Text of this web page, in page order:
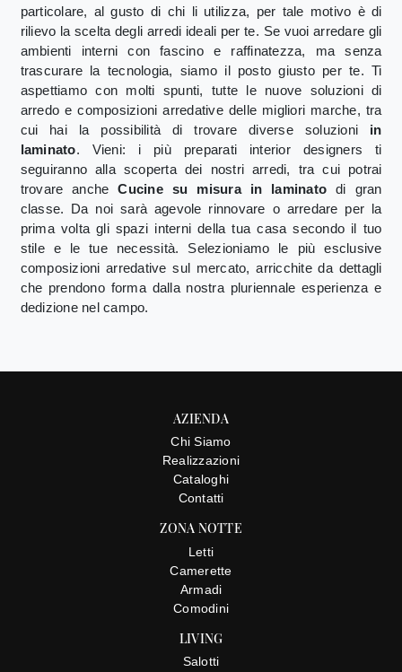
particolare, al gusto di chi li utilizza, per tale motivo è di
rilievo la scelta degli arredi ideali per te. Se vuoi arredare gli
ambienti interni con fascino e raffinatezza, ma senza
trascurare la tecnologia, siamo il posto giusto per te. Ti
aspettiamo con molti spunti, tutte le nuove soluzioni di
arredo e composizioni arredative delle migliori marche, tra
cui hai la possibilità di trovare diverse soluzioni in
laminato. Vieni: i più preparati interior designers ti
seguiranno alla scoperta dei nostri arredi, tra cui potrai
trovare ancheCucine su misura in laminato di gran
classe. Da noi sarà agevole rinnovare o arredare per la
prima volta gli spazi interni della tua casa secondo il tuo
stile e le tue necessità. Selezioniamo le più esclusive
composizioni arredative sul mercato, arricchite da dettagli
che prendono forma dalla nostra pluriennale esperienza e
dedizione nel campo.
LIVING
Salotti
ZONA NOTTE
Letti
Camerette
Armadi
Comodini
AZIENDA
Chi Siamo
Realizzazioni
Cataloghi
Contatti